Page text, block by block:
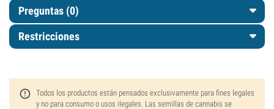
Preguntas (0)
Restricciones
Todos los productos están pensados exclusivamente para fines legales
y no para consumo o usos ilegales. Las semillas de cannabis se